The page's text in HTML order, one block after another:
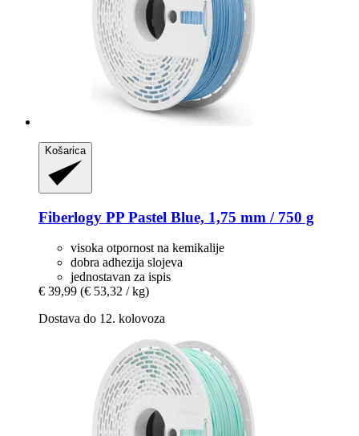
Košarica
Fiberlogy PP Pastel Blue, 1,75 mm / 750 g
visoka otpornost na kemikalije
dobra adhezija slojeva
jednostavan za ispis
€ 39,99 (€ 53,32 / kg)
Dostava do 12. kolovoza